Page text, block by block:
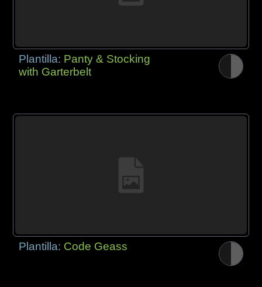
Plantilla: Panty & Stocking
with Garterbelt
Plantilla: Code Geass